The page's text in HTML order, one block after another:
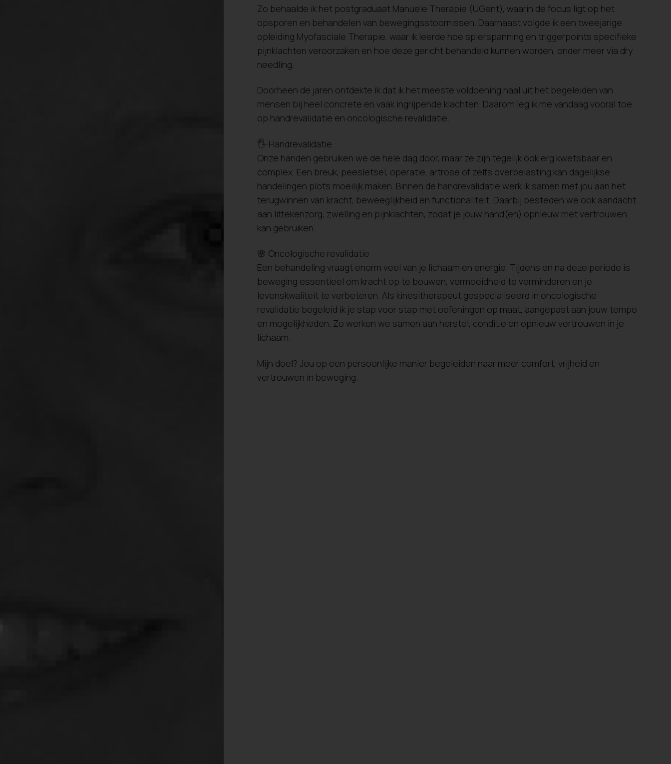
Zo behaalde ik het postgraduaat Manuele Therapie (UGent), waarin de focus ligt op het
opsporen en behandelen van bewegingsstoornissen. Daarnaast volgde ik een tweejarige
opleiding Myofasciale Therapie, waar ik leerde hoe spierspanning en triggerpoints specifieke
pijnklachten veroorzaken en hoe deze gericht behandeld kunnen worden, onder meer via dry
needling.
Doorheen de jaren ontdekte ik dat ik het meeste voldoening haal uit het begeleiden van
mensen bij heel concrete en vaak ingrijpende klachten. Daarom leg ik me vandaag vooral toe
op handrevalidatie en oncologische revalidatie.
🖐 Handrevalidatie
Onze handen gebruiken we de hele dag door, maar ze zijn tegelijk ook erg kwetsbaar en
complex. Een breuk, peesletsel, operatie, artrose of zelfs overbelasting kan dagelijkse
handelingen plots moeilijk maken. Binnen de handrevalidatie werk ik samen met jou aan het
terugwinnen van kracht, beweeglijkheid en functionaliteit. Daarbij besteden we ook aandacht
aan littekenzorg, zwelling en pijnklachten, zodat je jouw hand(en) opnieuw met vertrouwen
kan gebruiken.
🌸 Oncologische revalidatie
Een behandeling vraagt enorm veel van je lichaam en energie. Tijdens en na deze periode is
beweging essentieel om kracht op te bouwen, vermoeidheid te verminderen en je
levenskwaliteit te verbeteren. Als kinesitherapeut gespecialiseerd in oncologische
revalidatie begeleid ik je stap voor stap met oefeningen op maat, aangepast aan jouw tempo
en mogelijkheden. Zo werken we samen aan herstel, conditie en opnieuw vertrouwen in je
lichaam.
Mijn doel? Jou op een persoonlijke manier begeleiden naar meer comfort, vrijheid en
vertrouwen in beweging.